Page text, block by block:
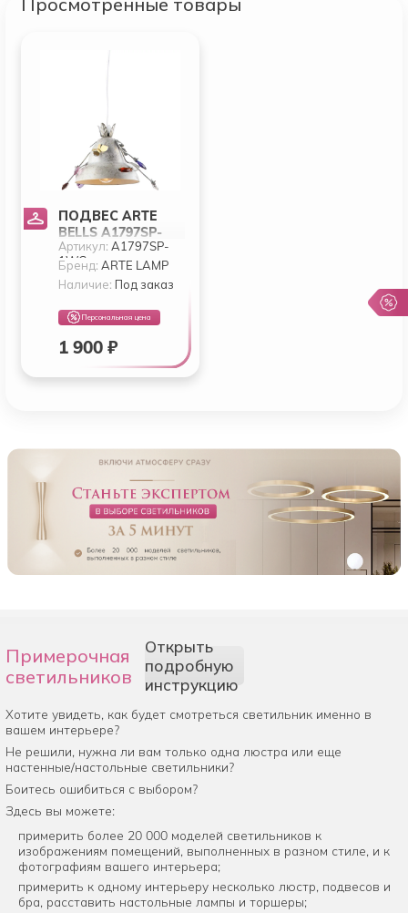
ПОДВЕС ARTE
BELLS A1797SP-
1WG
Артикул:A1797SP-
1WG
Бренд:ARTE LAMP
Наличие: Под заказ
Персональная цена
1 900 ₽
Примерочная
светильников
Открыть
подробную
инструкцию
Хотите увидеть, как будет смотреться светильник именно в
вашем интерьере?
Не решили, нужна ли вам только одна люстра или еще
настенные/настольные светильники?
Боитесь ошибиться с выбором?
Здесь вы можете:
примерить более 20 000 моделей светильников к
изображениям помещений, выполненных в разном стиле, и к
фотографиям вашего интерьера;
примерить к одному интерьеру несколько люстр, подвесов и
бра, расставить настольные лампы и торшеры;